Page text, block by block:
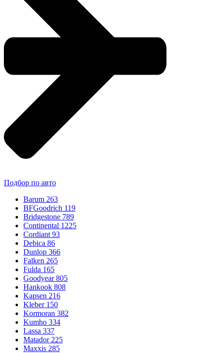
Подбор по авто
Barum 263
BFGoodrich 119
Bridgestone 789
Continental 1225
Cordiant 93
Debica 86
Dunlop 366
Falken 265
Fulda 165
Goodyear 805
Hankook 808
Kapsen 216
Kleber 150
Kormoran 382
Kumho 334
Lassa 337
Matador 225
Maxxis 285